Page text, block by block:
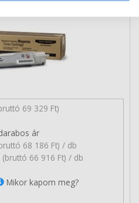
69 329 Ft)
ár
68 186 Ft) / db
(bruttó 66 916 Ft) / db
Mikor kapom meg?